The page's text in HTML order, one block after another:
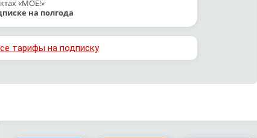
«МОЁ!»
на полгода
тарифы на подписку